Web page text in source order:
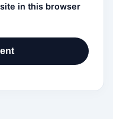
in this browser